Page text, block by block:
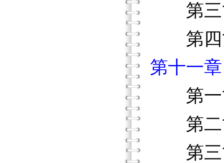
第三
第四
第十一
第一
第二
第三